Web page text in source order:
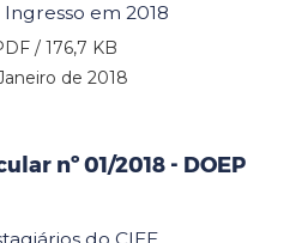
em 2018
/ 176,7 KB
de 2018
nº 01/2018 - DOEP
do CIEE